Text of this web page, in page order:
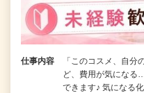
仕事内容
「このコスメ、自分
ど、費用が気になる
できます♪ 気になる